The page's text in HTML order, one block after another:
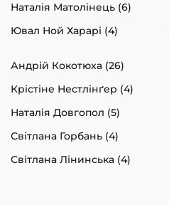
Наталія Матолінець (6)
Ювал Ной Харарі (4)
Андрій Кокотюха (26)
Крістіне Нестлінґер (4)
Наталія Довгопол (5)
Світлана Горбань (4)
Світлана Лінинська (4)